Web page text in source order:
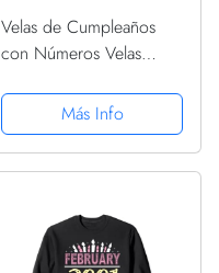
Velas de Cumpleaños
con Números Velas
Tartas Cumpleaños
Toppers de Pastel
Decorativo,para Fiesta
Aniversario...
Más Info